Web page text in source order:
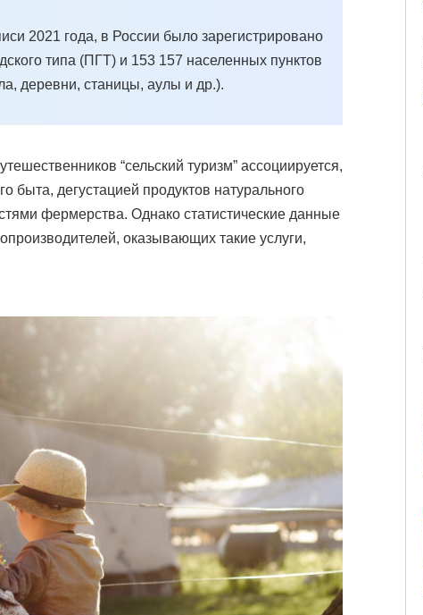
2021 года, в России было зарегистрировано
типа (ПГТ) и 153 157 населенных пунктов
деревни, станицы, аулы и др.).
“сельский туризм” ассоциируется,
быта, дегустацией продуктов натурального
фермерства. Однако статистические данные
оказывающих такие услуги,